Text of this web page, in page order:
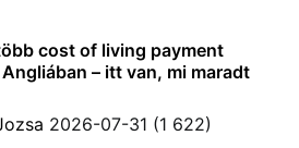
cost of living payment
– itt van, mi maradt
2026-07-31 (1 622)